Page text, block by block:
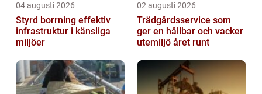
04 augusti 2026
Styrd borrning effektiv
infrastruktur i känsliga
miljöer
02 augusti 2026
Trädgårdsservice som
ger en hållbar och vacker
utemiljö året runt